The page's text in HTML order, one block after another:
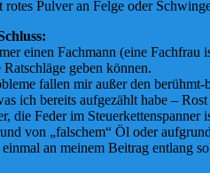
rotes Pulver an Felge oder
einen Fachmann (eine
geben können.
fallen mir außer den
ich bereits aufgezählt habe –
die Feder im
von „falschem“ Öl oder
an meinem Beitrag entlang